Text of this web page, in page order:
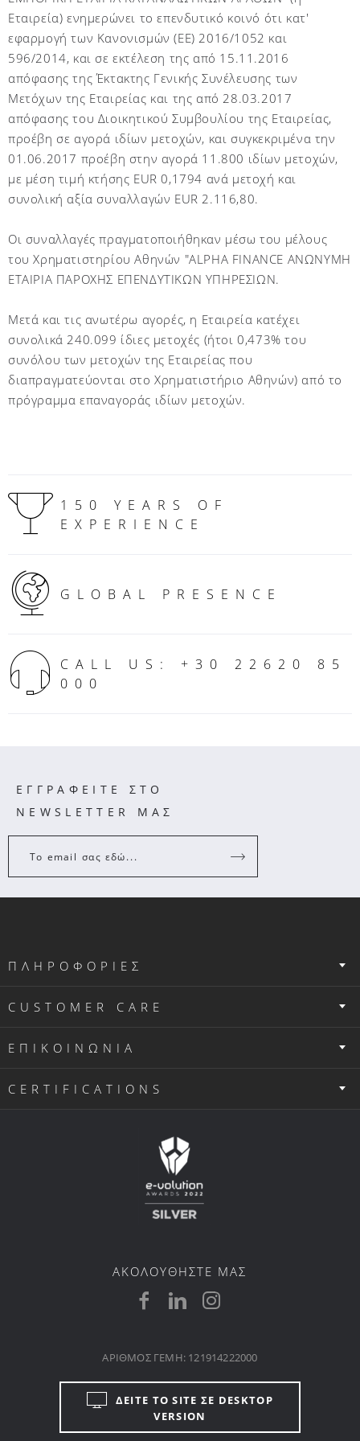
Εταιρεία) ενημερώνει το επενδυτικό κοινό ότι κατ'
εφαρμογή των Κανονισμών (ΕΕ) 2016/1052 και
596/2014, και σε εκτέλεση της από 15.11.2016
απόφασης της Έκτακτης Γενικής Συνέλευσης των
Μετόχων της Εταιρείας και της από 28.03.2017
απόφασης του Διοικητικού Συμβουλίου της Εταιρείας,
προέβη σε αγορά ιδίων μετοχών, και συγκεκριμένα την
01.06.2017 προέβη στην αγορά 11.800 ιδίων μετοχών,
με μέση τιμή κτήσης EUR 0,1794 ανά μετοχή και
συνολική αξία συναλλαγών EUR 2.116,80.
Οι συναλλαγές πραγματοποιήθηκαν μέσω του μέλους
του Χρηματιστηρίου Αθηνών "ALPHA FINANCE ΑΝΩΝΥΜΗ
ΕΤΑΙΡΙΑ ΠΑΡΟΧΗΣ ΕΠΕΝΔΥΤΙΚΩΝ ΥΠΗΡΕΣΙΩΝ.
Μετά και τις ανωτέρω αγορές, η Εταιρεία κατέχει
συνολικά 240.099 ίδιες μετοχές (ήτοι 0,473% του
συνόλου των μετοχών της Εταιρείας που
διαπραγματεύονται στο Χρηματιστήριο Αθηνών) από το
πρόγραμμα επαναγοράς ιδίων μετοχών.
150 YEARS OF
EXPERIENCE
GLOBAL PRESENCE
CALL US: +30 22620 85
000
ΕΓΓΡΑΦΕΙΤΕ ΣΤΟ
NEWSLETTER ΜΑΣ
Το email σας εδώ...
ΠΛΗΡΟΦΟΡΙΕΣ
CUSTOMER CARE
ΕΠΙΚΟΙΝΩΝΙΑ
CERTIFICATIONS
ΑΚΟΛΟΥΘΗΣΤΕ ΜΑΣ
ΔΕΙΤΕ ΤΟ SITE ΣΕ DESKTOP
VERSION
ΑΡΙΘΜΟΣ ΓΕΜΗ: 121914222000